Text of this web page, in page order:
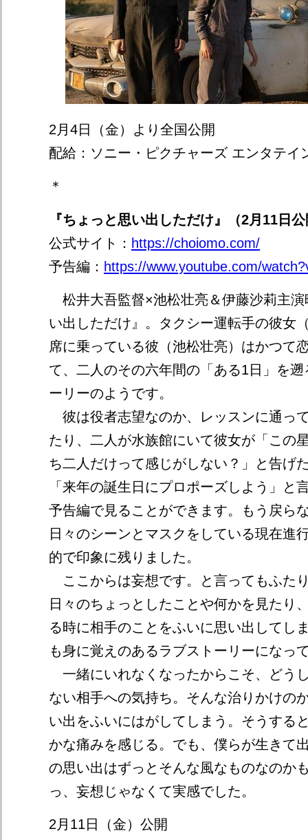
2月4日（金）より全国公開
配給：ソニー・ピクチャーズ エンタテイ
＊
『ちょっと思い出しただけ』（2月11日
公式サイト： https://choiomo.com/
予告編： https://www.youtube.com/
松井大吾監督×池松壮亮＆伊藤沙莉主演
い出しただけ』。タクシー運転手の彼女
席に乗っている彼（池松壮亮）はかつて
て、二人のその六年間の「ある1日」を
ーリーのようです。
彼は役者志望なのか、レッスンに通っ
たり、二人が水族館にいて彼女が「この
ち二人だけって感じがしない？」と告げ
「来年の誕生日にプロポーズしよう」と
予告編で見ることができます。もう戻ら
日々のシーンとマスクをしている現在進
的で印象に残りました。
ここからは妄想です。と言ってもふた
日々のちょっとしたことや何かを見たり
る時に相手のことをふいに思い出してし
も身に覚えのあるラブストーリーになっ
一緒にいれなくなったからこそ、どう
ない相手への気持ち。そんな治りかけの
い出をふいにはがしてしまう。そうする
かな痛みを感じる。でも、僕らが生きて
の思い出はずっとそんな風なものなのか
っ、妄想じゃなくて実感でした。
2月11日（金）公開